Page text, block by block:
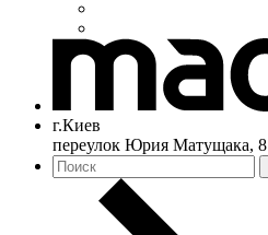
г.Киев
переулок Юрия Матущака, 8